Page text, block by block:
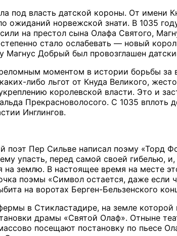
под власть датской короны. От имени
ожиданий норвежской знати. В 1035
на престол сына Олафа Святого,
стало ослабевать — новый
Магнус Добрый был провозглашен
моментом в истории борьбы
либо льгот от Кнуда Великого,
королевской власти. Это и
Прекрасноволосого. С 1035 вплоть
Инглингов.
поэт Пер Сильве написал поэму «Торд
упасть, перед самой своей гибелью,
на землю. В настоящее время на месте
поэмы «Символ остается, даже если
на воротах Берген-Бельзенского
в Стикластадире, на земле
драмы «Святой Олаф». Отныне
посещают постановку по пьесе